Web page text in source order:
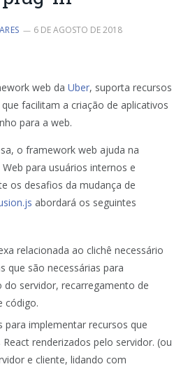
6 DE AGOSTO DE 2018
web da Uber, suporta recursos
facilitam a criação de aplicativos
para a web.
o framework web ajuda na
para usuários internos e
os desafios da mudança de
abordará os seguintes
relacionada ao clichê necessário
que são necessárias para
do servidor, recarregamento de
código.
para implementar recursos que
renderizados pelo servidor. (ou
e cliente, lidando com